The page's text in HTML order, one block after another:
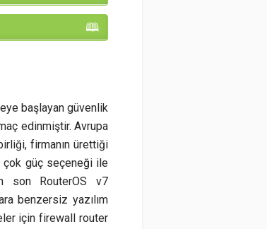
başlayan güvenlik
edinmiştir. Avrupa
firmanın ürettiği
çok güç seçeneği ile
son RouterOS v7
benzersiz yazılım
için firewall router